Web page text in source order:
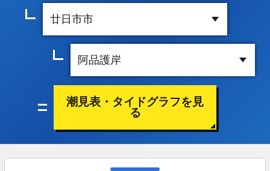
潮見表・タイドグラフを見
る